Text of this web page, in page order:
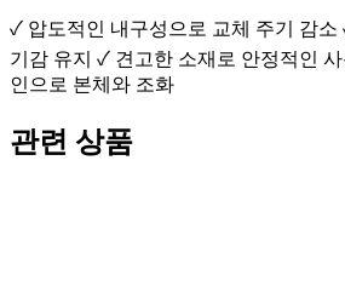
✓ 압도적인 내구성으로 교체 주기 감소
기감 유지 ✓ 견고한 소재로 안정적인
인으로 본체와 조화
관련 상품